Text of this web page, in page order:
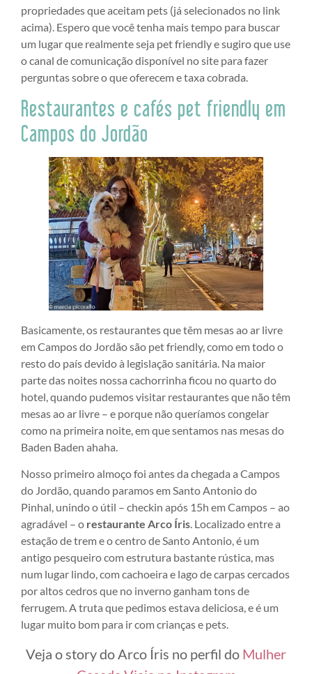
propriedades que aceitam pets (já selecionados no link
acima). Espero que você tenha mais tempo para buscar
um lugar que realmente seja pet friendly e sugiro que use
o canal de comunicação disponível no site para fazer
perguntas sobre o que oferecem e taxa cobrada.
Restaurantes e cafés pet friendly em
Campos do Jordão
Basicamente, os restaurantes que têm mesas ao ar livre
em Campos do Jordão são pet friendly, como em todo o
resto do país devido à legislação sanitária. Na maior
parte das noites nossa cachorrinha ficou no quarto do
hotel, quando pudemos visitar restaurantes que não têm
mesas ao ar livre – e porque não queríamos congelar
como na primeira noite, em que sentamos nas mesas do
Baden Baden ahaha.
Nosso primeiro almoço foi antes da chegada a Campos
do Jordão, quando paramos em Santo Antonio do
Pinhal, unindo o útil – checkin após 15h em Campos – ao
agradável – o restaurante Arco Íris. Localizado entre a
estação de trem e o centro de Santo Antonio, é um
antigo pesqueiro com estrutura bastante rústica, mas
num lugar lindo, com cachoeira e lago de carpas cercados
por altos cedros que no inverno ganham tons de
ferrugem. A truta que pedimos estava deliciosa, e é um
lugar muito bom para ir com crianças e pets.
Veja o story do Arco Íris no perfil do Mulher